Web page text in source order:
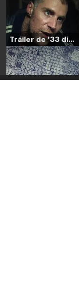
Tráiler de '33 días', la nueva serie de Atresplayer con Julián Villagrán y José Manuel Poga